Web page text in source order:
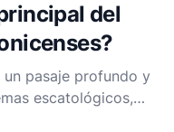
del
pasaje profundo y
escatológicos,